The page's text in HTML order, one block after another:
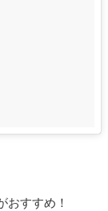
おすすめ！